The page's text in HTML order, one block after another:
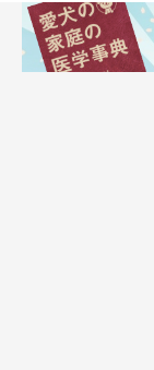
そこで急きょ、愛
た。